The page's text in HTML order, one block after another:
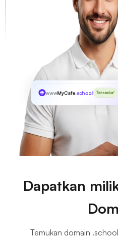
wwwMyCafe.school Tersedia!
Dapatkan
Temukan domain